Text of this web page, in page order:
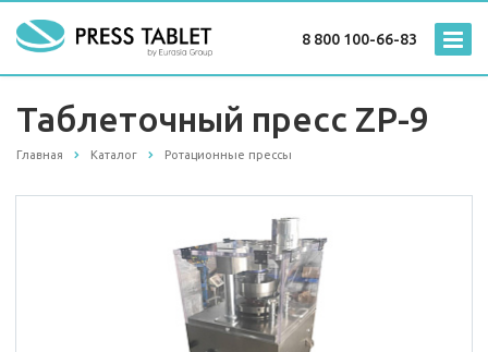
8 800 100-66-83
Таблеточный пресс ZP-9
Главная Каталог Ротационные прессы